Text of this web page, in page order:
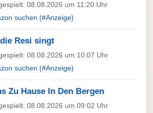
08.08.2026 um 11:20 Uhr
suchen (#Anzeige)
Resi singt
08.08.2026 um 10:07 Uhr
suchen (#Anzeige)
Zu Hause In Den Bergen
08.08.2026 um 09:02 Uhr